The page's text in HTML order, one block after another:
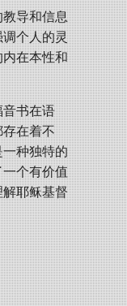
导和信息
个人的灵
在本性和
书在语
在着不
种独特的
个有价值
耶稣基督